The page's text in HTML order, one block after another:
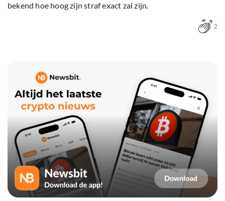
bekend hoe hoog zijn straf exact zal zijn.
2